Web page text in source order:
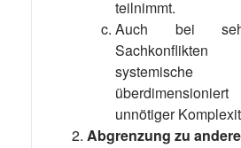
teilnimmt.
Auch bei
unnötiger
Abgrenzung zu